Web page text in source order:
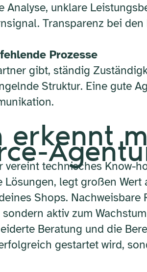
Analyse, unklare
Transparenz bei
Prozesse
gibt, ständig
Struktur. Eine gute
erkennt
vereint technisches Know-
legt großen
Shops.
aktiv zum
Beratung und die
gestartet wird,